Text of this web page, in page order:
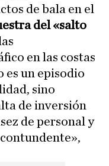
de bala en el
del «salto
en las costas
es un episodio
sino
de inversión
de personal y